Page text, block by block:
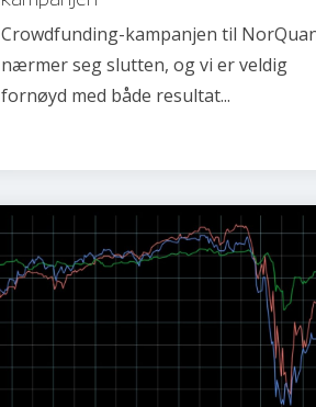
Crowdfunding-kampanjen til
nærmer seg slutten, og vi er veldig
fornøyd med både resultat...